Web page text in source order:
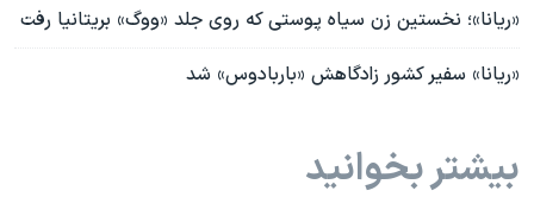
«ریانا»؛ نخستین زن سیاه پوستی که روی جلد «ووگ» بریتانیا رفت
«ریانا» سفیر کشور زادگاهش «باربادوس» شد
بیشتر بخوانید